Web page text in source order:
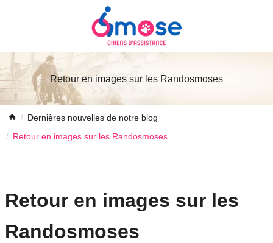
Retour en images sur les Randosmoses
Dernières nouvelles de notre blog
Retour en images sur les Randosmoses
Retour en images sur les
Randosmoses